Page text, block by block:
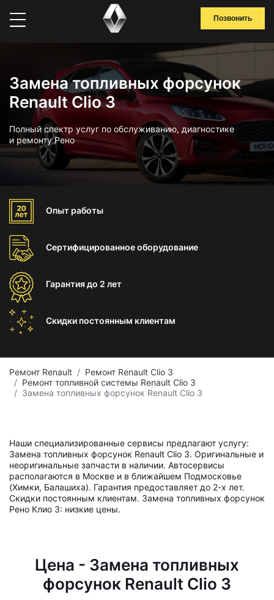
Позвонить
Замена топливных форсунок
Renault Clio 3
Полный спектр услуг по обслуживанию, диагностике
и ремонту Рено
Опыт работы
Сертифицированноеоборудование
Гарантиядо 2 лет
Скидки постоянным клиентам
Ремонт Renault
Ремонт Renault Clio 3
Ремонт топливной системы Renault Clio 3
Замена топливных форсунок Renault Clio 3
Наши специализированные сервисы предлагают услугу:
Замена топливных форсунок Renault Clio 3. Оригинальные и
неоригинальные запчасти в наличии. Автосервисы
располагаются в Москве и в ближайшем Подмосковье
(Химки, Балашиха). Гарантия предоставляет до 2-х лет.
Скидки постоянным клиентам. Замена топливных форсунок
Рено Клио 3: низкие цены.
Цена - Замена топливных
форсунок Renault Clio 3